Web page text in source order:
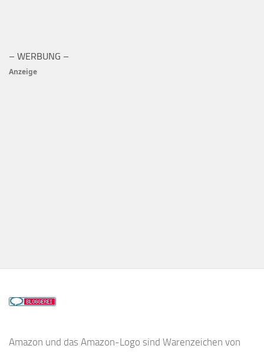
– WERBUNG –
Anzeige
Amazon und das Amazon-Logo sind Warenzeichen von